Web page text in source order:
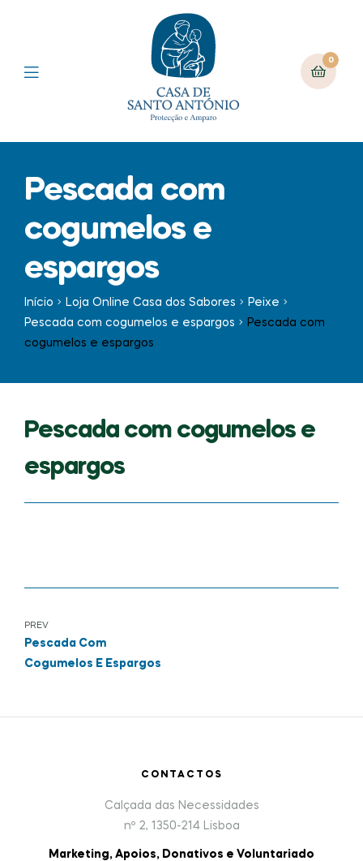
0
Pescada com
cogumelos e
espargos
Início Loja Online Casa dos Sabores
Peixe
Pescada com cogumelos e espargos
Pescada com
cogumelos e espargos
Pescada com cogumelos e
espargos
PREV
Pescada Com
Cogumelos E Espargos
CONTACTOS
Calçada das Necessidades
nº 2, 1350-214 Lisboa
Marketing, Apoios, Donativos e Voluntariado